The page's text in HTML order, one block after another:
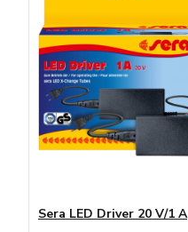
Sera LED Driver 20 V/1 A